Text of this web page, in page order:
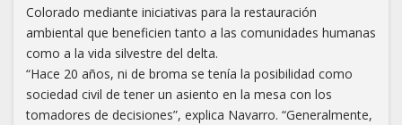
Colorado mediante iniciativas para la restauración
ambiental que beneficien tanto a las comunidades humanas
como a la vida silvestre del delta.
“Hace 20 años, ni de broma se tenía la posibilidad como
sociedad civil de tener un asiento en la mesa con los
tomadores de decisiones”, explica Navarro. “Generalmente,